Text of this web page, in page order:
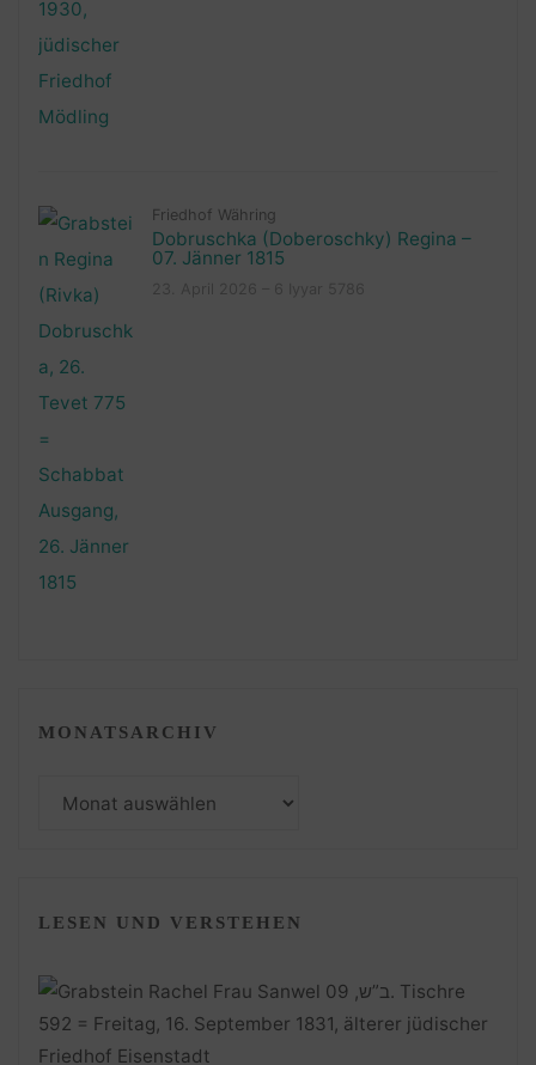
Friedhof Währing
Dobruschka (Doberoschky) Regina –
07. Jänner 1815
MONATSARCHIV
LESEN UND VERSTEHEN